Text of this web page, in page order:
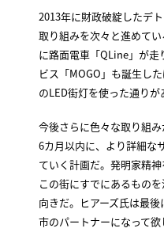
2013年に財政破綻したデ
取り組みを次々と進めて
に路面電車「QLine」が走
ビス「MOGO」も誕生し
のLED街灯を使った通りが
今後さらに色々な取り組
6カ月以内に、より詳細な
ていく計画だ。発明家精
この街にすでにあるもの
向きだ。ヒアーズ氏は最
市のパートナーになって欲